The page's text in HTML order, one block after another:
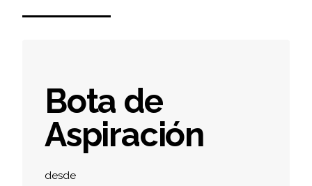
Bota de
Aspiración
Product information
desde